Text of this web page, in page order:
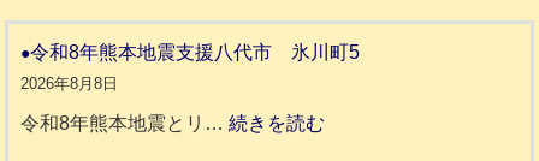
令和8年熊本地震支援八代市 氷川町5
2026年8月8日
令和8年熊本地震とリ…続きを読む